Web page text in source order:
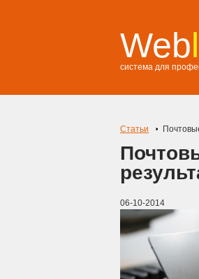
Web
система для
Статьи
06-10-2014